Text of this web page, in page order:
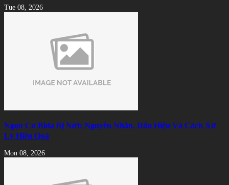
Tue 08, 2026
Ngọn Cơ Bida Bị Nứt: Nguyên Nhân, Dấu Hiệu Và Cách Xử
Lý Hiệu Quả
Mon 08, 2026